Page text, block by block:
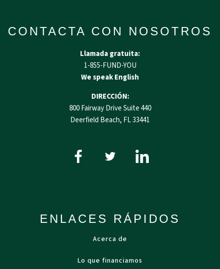
CONTACTA CON NOSOTROS
Llamada gratuita:
1-855-FUND-YOU
We speak English
DIRECCIÓN:
800 Fairway Drive Suite 440
Deerfield Beach, FL 33441
ENLACES RÁPIDOS
Acerca de
Lo que financiamos